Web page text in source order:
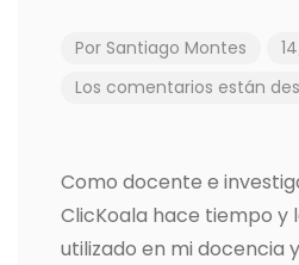
Por Santiago Montes
Los comentarios están
Como docente e
ClicKoala hace tiempo y
utilizado en mi docencia